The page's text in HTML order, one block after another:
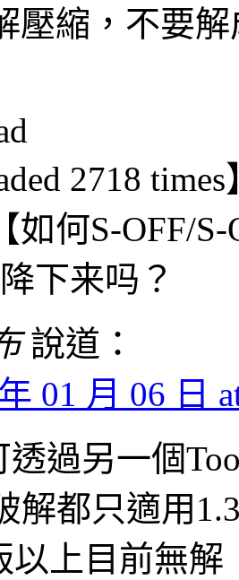
壓縮，不要
2718
如何S-OFF/
下来吗？
說道：
01 月 06 日
透過另一個
解都只適用
以上目前無解